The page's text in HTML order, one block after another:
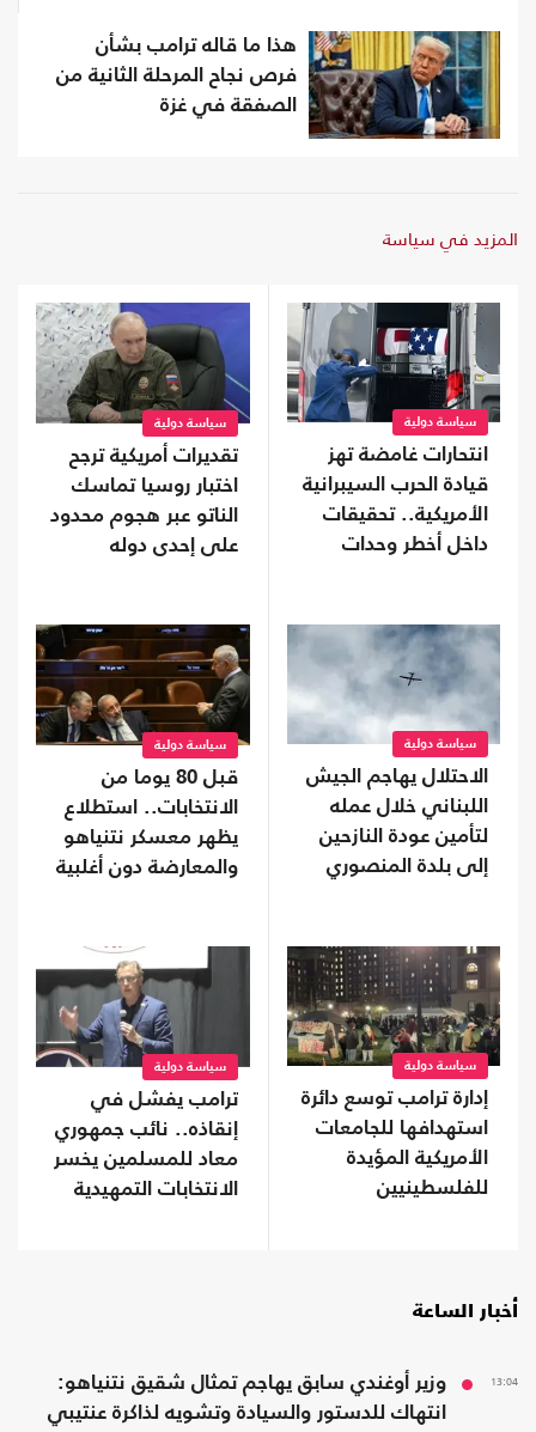
هذا ما قاله ترامب بشأن
فرص نجاح المرحلة الثانية من
الصفقة في غزة
المزيد في سياسة
سياسة دولية
انتحارات غامضة تهز
قيادة الحرب السيبرانية
الأمريكية.. تحقيقات
داخل أخطر وحدات
سياسة دولية
تقديرات أمريكية ترجح
اختبار روسيا تماسك
الناتو عبر هجوم محدود
على إحدى دوله
سياسة دولية
الاحتلال يهاجم الجيش
اللبناني خلال عمله
لتأمين عودة النازحين
إلى بلدة المنصوري
سياسة دولية
قبل 80 يوما من
الانتخابات.. استطلاع
يظهر معسكر نتنياهو
والمعارضة دون أغلبية
سياسة دولية
إدارة ترامب توسع دائرة
استهدافها للجامعات
الأمريكية المؤيدة
للفلسطينيين
سياسة دولية
ترامب يفشل في
إنقاذه.. نائب جمهوري
معاد للمسلمين يخسر
الانتخابات التمهيدية
أخبار الساعة
13:04
وزير أوغندي سابق يهاجم تمثال شقيق نتنياهو:
انتهاك للدستور والسيادة وتشويه لذاكرة عنتيبي